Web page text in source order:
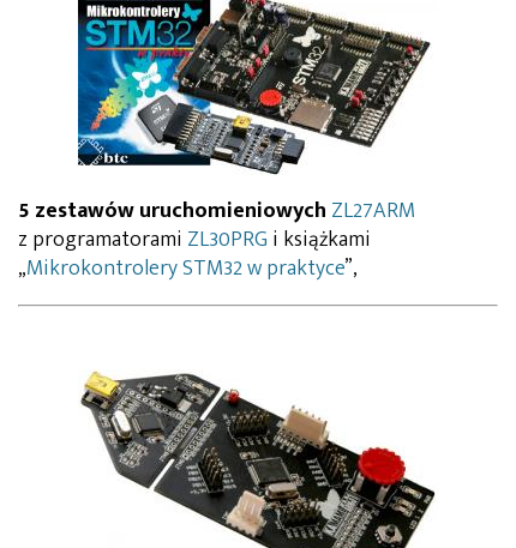
5 zestawów uruchomieniowych ZL27ARM
z programatorami ZL30PRG i książkami
„Mikrokontrolery STM32 w praktyce”,